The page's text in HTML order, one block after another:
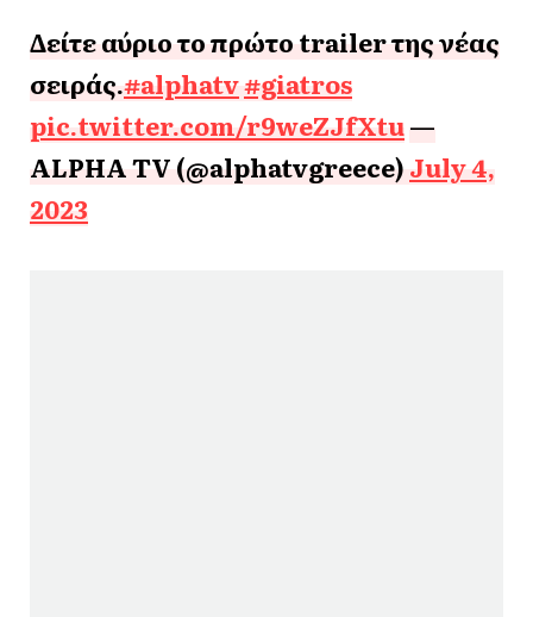
Δείτε αύριο το πρώτο trailer της νέας
σειράς.#alphatv#giatros
pic.twitter.com/r9weZJfXtu—
ALPHA TV (@alphatvgreece)July 4,
2023